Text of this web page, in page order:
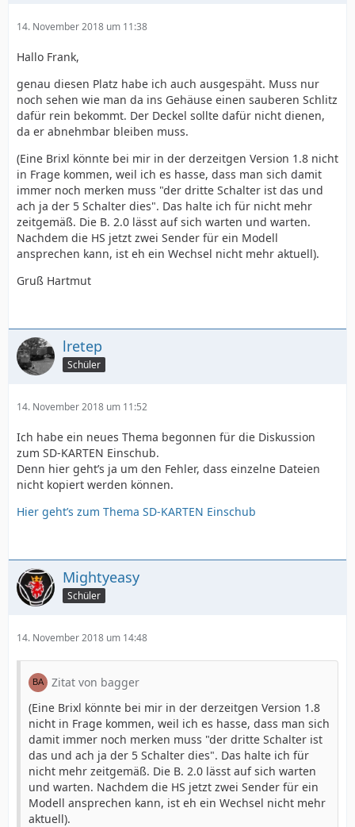
14. November 2018 um 11:38
Hallo Frank,
genau diesen Platz habe ich auch ausgespäht. Muss nur
noch sehen wie man da ins Gehäuse einen sauberen Schlitz
dafür rein bekommt. Der Deckel sollte dafür nicht dienen,
da er abnehmbar bleiben muss.
(Eine Brixl könnte bei mir in der derzeitgen Version 1.8 nicht
in Frage kommen, weil ich es hasse, dass man sich damit
immer noch merken muss "der dritte Schalter ist das und
ach ja der 5 Schalter dies". Das halte ich für nicht mehr
zeitgemäß. Die B. 2.0 lässt auf sich warten und warten.
Nachdem die HS jetzt zwei Sender für ein Modell
ansprechen kann, ist eh ein Wechsel nicht mehr aktuell).
Gruß Hartmut
lretep
Schüler
14. November 2018 um 11:52
Ich habe ein neues Thema begonnen für die Diskussion
zum SD-KARTEN Einschub.
Denn hier geht’s ja um den Fehler, dass einzelne Dateien
nicht kopiert werden können.
Hier geht’s zum Thema SD-KARTEN Einschub
Mightyeasy
Schüler
14. November 2018 um 14:48
Zitat von bagger
(Eine Brixl könnte bei mir in der derzeitgen Version 1.8
nicht in Frage kommen, weil ich es hasse, dass man sich
damit immer noch merken muss "der dritte Schalter ist
das und ach ja der 5 Schalter dies". Das halte ich für
nicht mehr zeitgemäß. Die B. 2.0 lässt auf sich warten
und warten. Nachdem die HS jetzt zwei Sender für ein
Modell ansprechen kann, ist eh ein Wechsel nicht mehr
aktuell).